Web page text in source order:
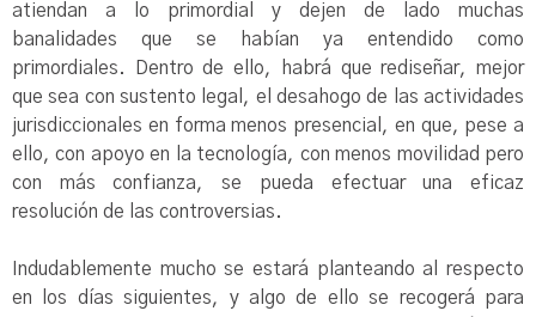
atiendan a lo primordial y dejen de lado muchas
banalidades que se habían ya entendido como
primordiales. Dentro de ello, habrá que rediseñar, mejor
que sea con sustento legal, el desahogo de las actividades
jurisdiccionales en forma menos presencial, en que, pese a
ello, con apoyo en la tecnología, con menos movilidad pero
con más confianza, se pueda efectuar una eficaz
resolución de las controversias.
Indudablemente mucho se estará planteando al respecto
en los días siguientes, y algo de ello se recogerá para